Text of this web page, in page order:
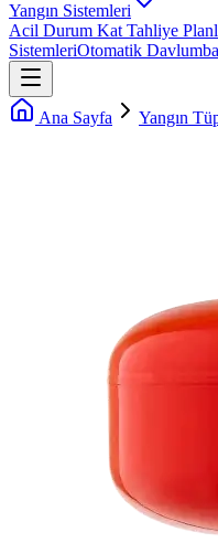
Yangın Sistemleri
Acil Durum Kat Tahliye
SistemleriOtomatik
Ana Sayfa Yangın